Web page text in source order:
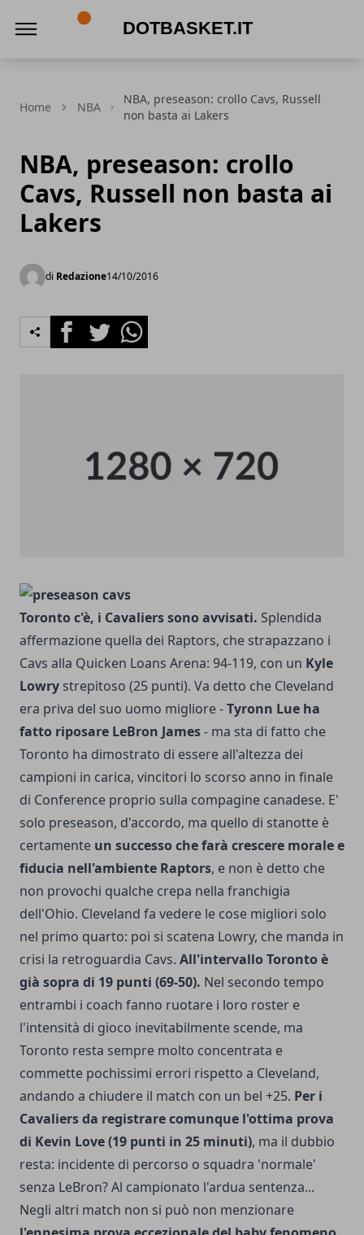
Home NBA
NBA, preseason: crollo Cavs, Russell
non basta ai Lakers
NBA, preseason: crollo
Cavs, Russell non basta ai
Lakers
di Redazione14/10/2016
FacebookTwitterWhatsapp
Toronto c'è, i Cavaliers sono avvisati. Splendida
affermazione quella dei Raptors, che strapazzano i
Cavs alla Quicken Loans Arena: 94-119, con un Kyle
Lowry strepitoso (25 punti). Va detto che Cleveland
era priva del suo uomo migliore -Tyronn Lue ha
fatto riposare LeBron James- ma sta di fatto che
Toronto ha dimostrato di essere all'altezza dei
campioni in carica, vincitori lo scorso anno in finale
di Conference proprio sulla compagine canadese. E'
solo preseason, d'accordo, ma quello di stanotte è
certamente un successo che farà crescere morale e
fiducia nell'ambiente Raptors, e non è detto che
non provochi qualche crepa nella franchigia
dell'Ohio. Cleveland fa vedere le cose migliori solo
nel primo quarto: poi si scatena Lowry, che manda in
crisi la retroguardia Cavs. All'intervallo Toronto è
già sopra di 19 punti (69-50). Nel secondo tempo
entrambi i coach fanno ruotare i loro roster e
l'intensità di gioco inevitabilmente scende, ma
Toronto resta sempre molto concentrata e
commette pochissimi errori rispetto a Cleveland,
andando a chiudere il match con un bel +25. Per i
Cavaliers da registrare comunque l'ottima prova
di Kevin Love (19 punti in 25 minuti), ma il dubbio
resta: incidente di percorso o squadra 'normale'
senza LeBron? Al campionato l'ardua sentenza...
Negli altri match non si può non menzionare